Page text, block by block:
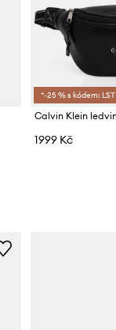
*-25 % s kódem: LST
1999 Kč